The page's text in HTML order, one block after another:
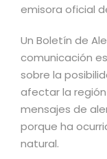
emisora oficial
Un Boletín de
comunicación
sobre la
afectar la
mensajes de
porque ha
natural.